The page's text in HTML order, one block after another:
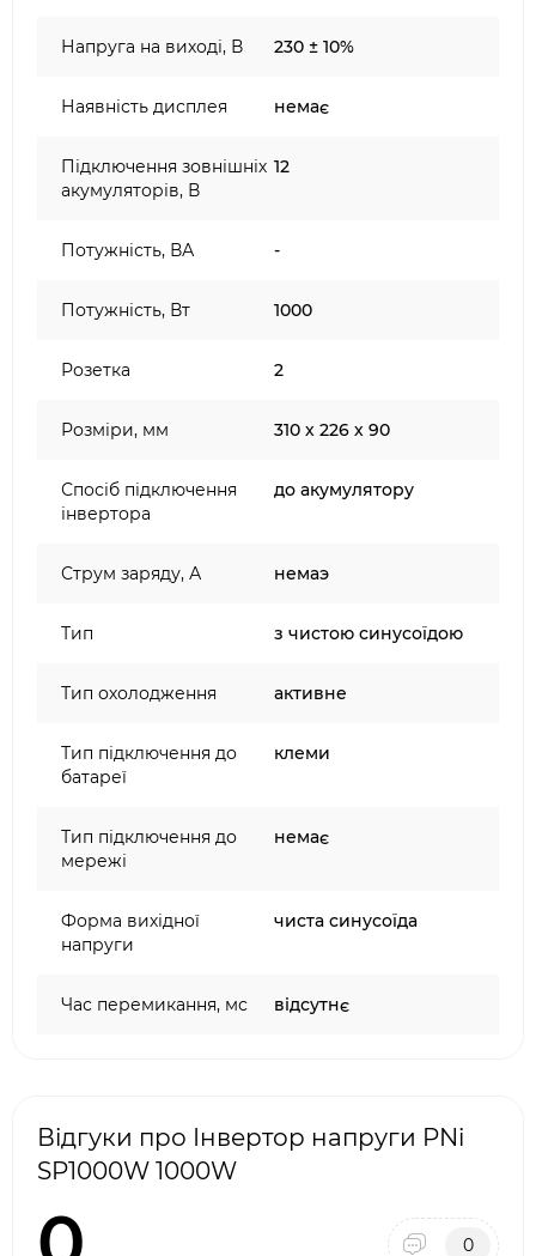
Напруга на виході, В 230 ± 10%
Наявність дисплея немає
Підключення зовнішніх
акумуляторів, В
12
Потужність, ВА -
Потужність, Вт 1000
Розетка 2
Розміри, мм 310 х 226 х 90
Спосіб підключення
інвертора
до акумулятору
Струм заряду, А немаэ
Тип з чистою синусоїдою
Тип охолодження активне
Тип підключення до
батареї
клеми
Тип підключення до
мережі
немає
Форма вихідної
напруги
чиста синусоїда
Час перемикання, мс відсутнє
Відгуки про Інвертор напруги PNi
SP1000W 1000W
0